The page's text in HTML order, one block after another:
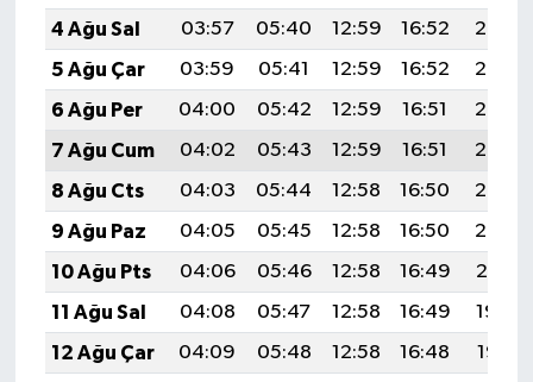
4 Ağu Sal
03:57 05:40 12:59 16:52
20:08
5 Ağu Çar
03:59 05:41 12:59 16:52
20:07
6 Ağu Per
04:00 05:42 12:59 16:51
20:06
7 Ağu Cum
04:02 05:43 12:59 16:51
20:05
8 Ağu Cts
04:03 05:44 12:58 16:50
20:03
9 Ağu Paz
04:05 05:45 12:58 16:50
20:02
10 Ağu Pts
04:06 05:46 12:58 16:49
20:01
11 Ağu Sal
04:08 05:47 12:58 16:49
19:59
12 Ağu Çar
04:09 05:48 12:58 16:48
19:58